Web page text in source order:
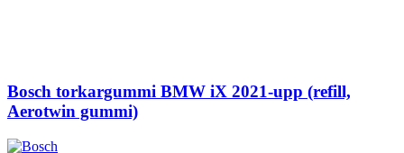
Bosch torkargummi BMW iX 2021-upp (refill,
Aerotwin gummi)